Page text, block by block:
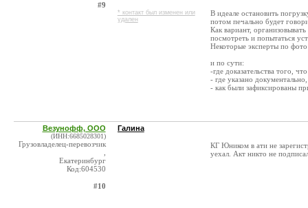
#9
* контакт был изменен или
удален
В идеале остановить
потом печально будет
Как вариант,
посмотреть и попытаться
Некоторые эксперты по
и по сути:
-где доказательства того,
- где указано
- как были зафиксированы
Везунофф, ООО
(ИНН:6685028301)
Грузовладелец-перевозчик
Екатеринбург
Код:604530
#10
Галина
КГ Юником в ати не
уехал. Акт никто не